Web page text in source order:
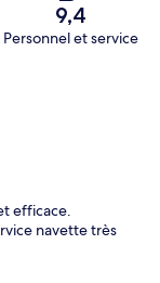
9,4
Personnel et service
efficace.
navette très